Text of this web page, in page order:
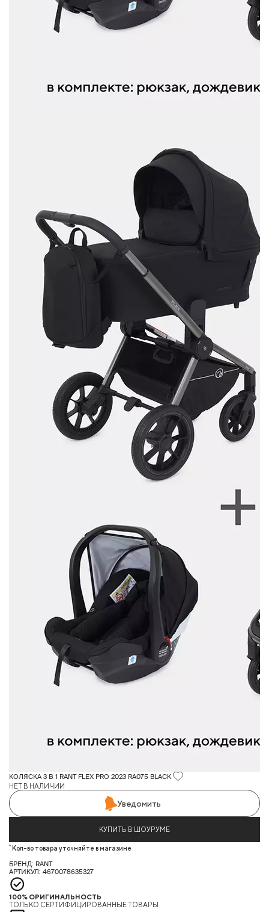
КОЛЯСКА 3 В 1 RANT FLEX PRO 2023 RA075 BLACK
НЕТ В НАЛИЧИИ
Уведомить
КУПИТЬ В ШОУРУМЕ
* Кол-во товара уточняйте в магазине
БРЕНД: RANT
АРТИКУЛ: 4670078635327
100% ОРИГИНАЛЬНОСТЬ
ТОЛЬКО СЕРТИФИЦИРОВАННЫЕ ТОВАРЫ